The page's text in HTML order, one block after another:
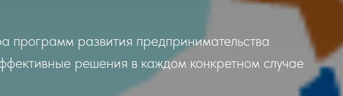
программ развития предпринимательства
решения в каждом конкретном случае